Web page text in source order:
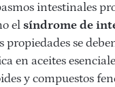
intestinales
el síndrome de
propiedades se
en aceites
y compuestos